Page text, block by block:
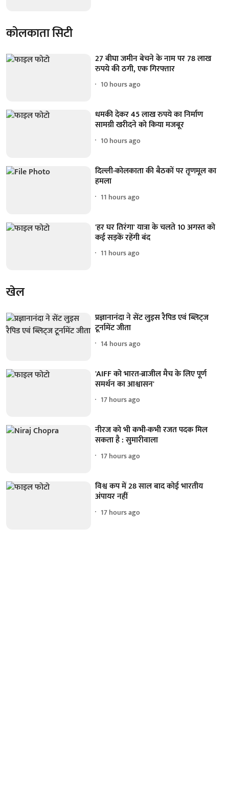
कोलकाता सिटी
27 बीघा जमीन बेचने के नाम पर 78 लाख
रुपये की ठगी, एक गिरफ्तार
10 hours ago
धमकी देकर 45 लाख रुपये का निर्माण
सामग्री खरीदने को किया मजबूर
10 hours ago
दिल्ली-कोलकाता की बैठकों पर तृणमूल का
हमला
11 hours ago
'हर घर तिरंगा' यात्रा के चलते 10 अगस्त को
कई सड़कें रहेंगी बंद
11 hours ago
खेल
प्रज्ञानानंदा ने सेंट लुइस रैपिड एवं ब्लिट्ज
टूर्नामेंट जीता
14 hours ago
'AIFF को भारत-ब्राजील मैच के लिए पूर्ण
समर्थन का आश्वासन'
17 hours ago
नीरज को भी कभी-कभी रजत पदक मिल
सकता है : सुमारीवाला
17 hours ago
विश्व कप में 28 साल बाद कोई भारतीय
अंपायर नहीं
17 hours ago